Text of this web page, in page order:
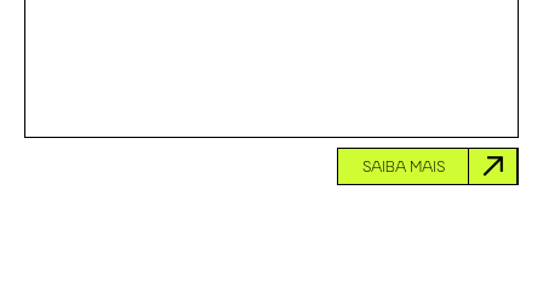
SAIBA MAIS